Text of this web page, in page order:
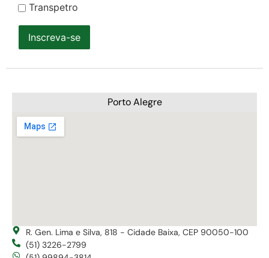
Transpetro
Inscreva-se
Porto Alegre
R. Gen. Lima e Silva, 818 - Cidade Baixa, CEP 90050-100
(51) 3226-2799